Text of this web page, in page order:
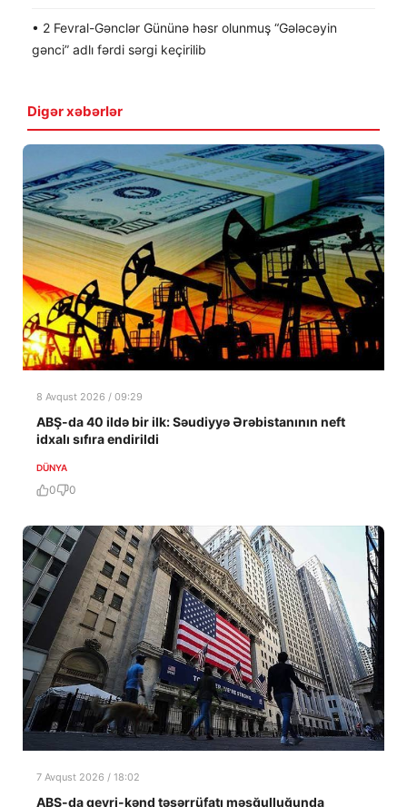
• 2 Fevral-Gənclər Gününə həsr olunmuş “Gələcəyin
gənci” adlı fərdi sərgi keçirilib
Digər xəbərlər
8 Avqust 2026 / 09:29
ABŞ-da 40 ildə bir ilk: Səudiyyə Ərəbistanının neft
idxalı sıfıra endirildi
DÜNYA
0 0
7 Avqust 2026 / 18:02
ABŞ-da qeyri-kənd təsərrüfatı məşğulluğunda